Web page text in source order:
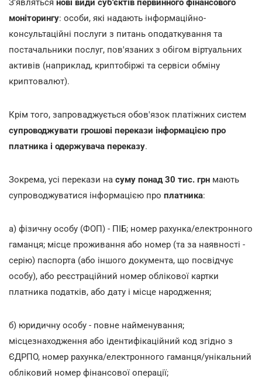
З'являться нові види суб'єктів первинного фінансового
моніторингу: особи, які надають інформаційно-
консультаційні послуги з питань оподаткування та
постачальники послуг, пов'язаних з обігом віртуальних
активів (наприклад, криптобіржі та сервіси обміну
криптовалют).
Крім того, запроваджується обов'язок платіжних систем
супроводжувати грошові перекази інформацією про
платника і одержувача переказу.
Зокрема, усі перекази на суму понад 30 тис. грн мають
супроводжуватися інформацією про платника:
а) фізичну особу (ФОП) - ПІБ; номер рахунка/електронного
гаманця; місце проживання або номер (та за наявності -
серію) паспорта (або іншого документа, що посвідчує
особу), або реєстраційний номер облікової картки
платника податків, або дату і місце народження;
б) юридичну особу - повне найменування;
місцезнаходження або ідентифікаційний код згідно з
ЄДРПО, номер рахунка/електронного гаманця/унікальний
обліковий номер фінансової операції;